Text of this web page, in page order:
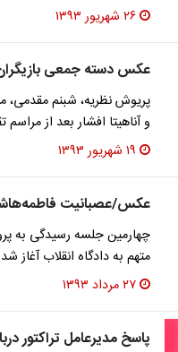
۲۶ شهریور ۱۳۹۳
عکس دسته جمعی
پریوش نظریه، شبنم مقدمی،
و آناهیتا افشار بعد از مراسم
۱۹ شهریور ۱۳۹۳
عکس/عصبانیت
چهارمین جلسه رسیدگی به
متهم به دادگاه انقلاب
۲۷ مرداد ۱۳۹۳
پاسخ مدیرعامل تراکتور